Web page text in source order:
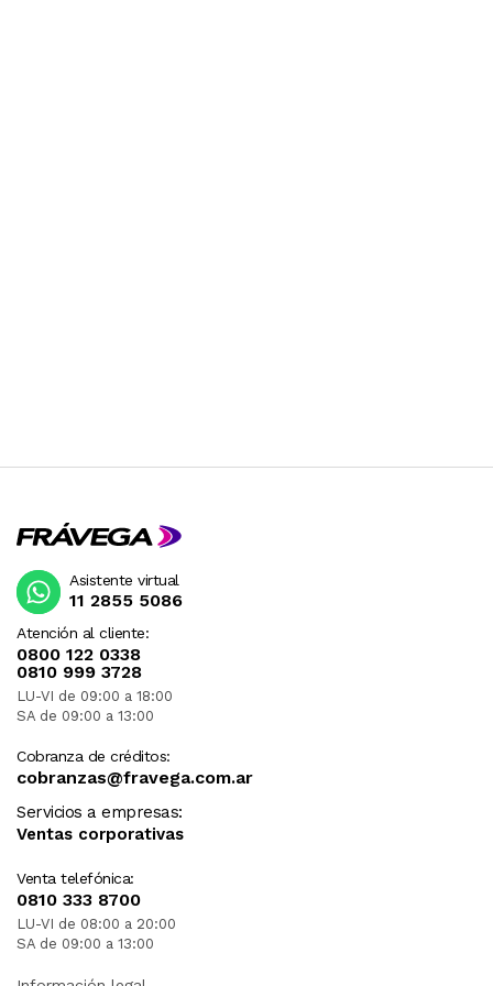
Atención al cliente:
0800 122 0338
0810 999 3728
LU-VI de 09:00 a 18:00
SA de 09:00 a 13:00
Cobranza de créditos:
cobranzas@fravega.com.ar
Servicios a empresas:
Ventas corporativas
Venta telefónica:
0810 333 8700
LU-VI de 08:00 a 20:00
SA de 09:00 a 13:00
Asistente virtual
11 2855 5086